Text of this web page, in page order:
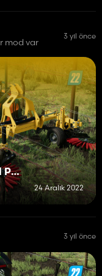
mod var
3 yıl önce
FERRAND / DHUGUES Vineyard Pack
24 Aralık 2022
3 yıl önce